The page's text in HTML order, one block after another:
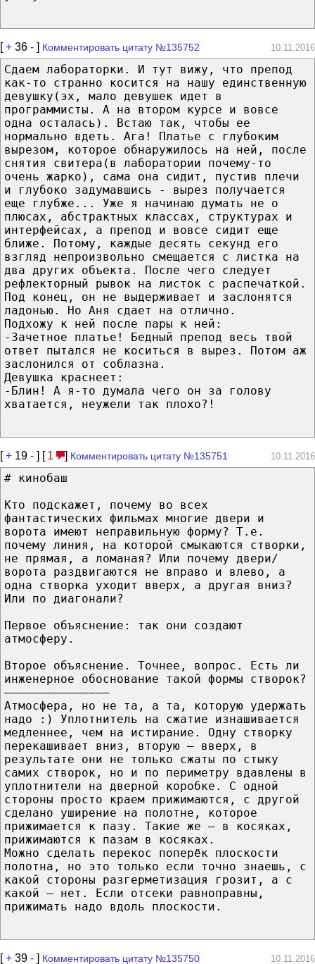
[+ 36 - ] Комментировать цитату №135752 10.11.2016
Сдаем лабораторки. И тут вижу, что препод
как-то странно косится на нашу единственную
девушку(эх, мало девушек идет в
программисты. А на втором курсе и вовсе
одна осталась). Встаю так, чтобы ее
нормально вдеть. Ага! Платье с глубоким
вырезом, которое обнаружилось на ней, после
снятия свитера(в лаборатории почему-то
очень жарко), сама она сидит, пустив плечи
и глубоко задумавшись - вырез получается
еще глубже... Уже я начинаю думать не о
плюсах, абстрактных классах, структурах и
интерфейсах, а препод и вовсе сидит еще
ближе. Потому, каждые десять секунд его
взгляд непроизвольно смещается с листка на
два других объекта. После чего следует
рефлекторный рывок на листок с распечаткой.
Под конец, он не выдерживает и заслонятся
ладонью. Но Аня сдает на отлично.
Подхожу к ней после пары к ней:
-Зачетное платье! Бедный препод весь твой
ответ пытался не коситься в вырез. Потом аж
заслонился от соблазна.
Девушка краснеет:
-Блин! А я-то думала чего он за голову
хватается, неужели так плохо?!
[+ 19 - ] [ 1 ] Комментировать цитату №135751 10.11.2016
# кинобаш
Кто подскажет, почему во всех
фантастических фильмах многие двери и
ворота имеют неправильную форму? Т.е.
почему линия, на которой смыкаются створки,
не прямая, а ломаная? Или почему двери/
ворота раздвигаются не вправо и влево, а
одна створка уходит вверх, а другая вниз?
Или по диагонали?
Первое объяснение: так они создают
атмосферу.
Второе объяснение. Точнее, вопрос. Есть ли
инженерное обоснование такой формы створок?
———————————————
Атмосфера, но не та, а та, которую удержать
надо :) Уплотнитель на сжатие изнашивается
медленнее, чем на истирание. Одну створку
перекашивает вниз, вторую — вверх, в
результате они не только сжаты по стыку
самих створок, но и по периметру вдавлены в
уплотнители на дверной коробке. С одной
стороны просто краем прижимаются, с другой
сделано уширение на полотне, которое
прижимается к пазу. Такие же — в косяках,
прижимаются к пазам в косяках.
Можно сделать перекос поперёк плоскости
полотна, но это только если точно знаешь, с
какой стороны разгерметизация грозит, а с
какой — нет. Если отсеки равноправны,
прижимать надо вдоль плоскости.
[+ 39 - ] Комментировать цитату №135750 10.11.2016